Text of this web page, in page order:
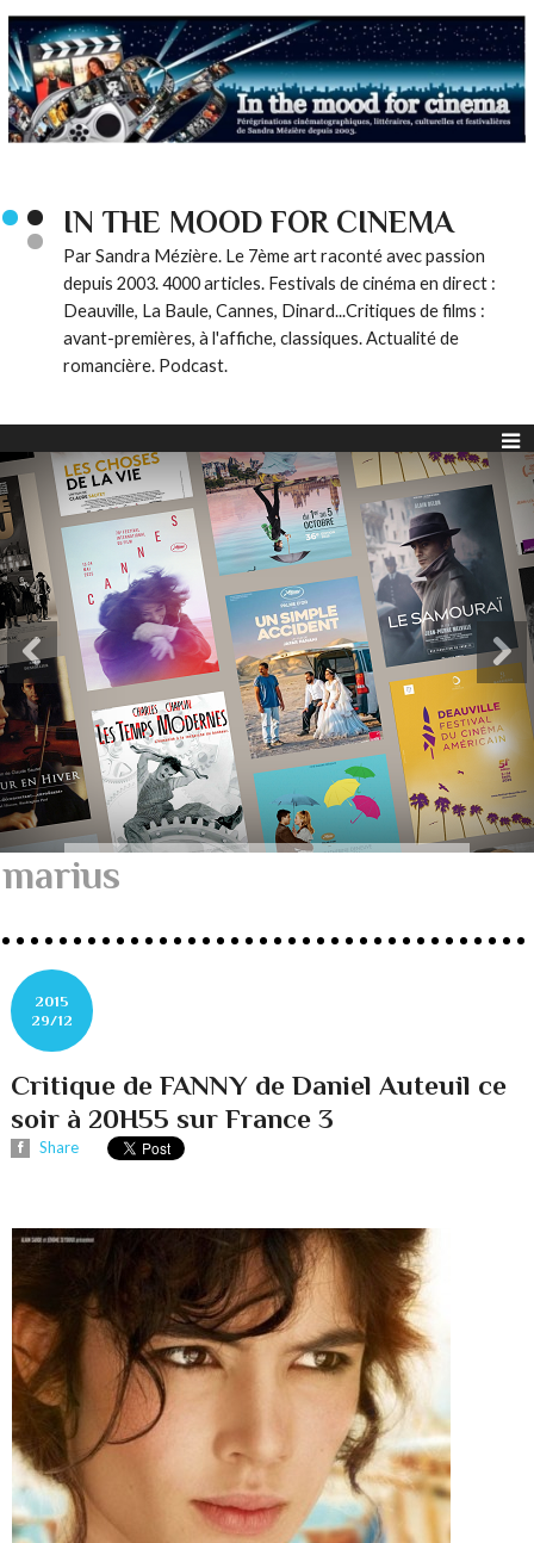
IN THE MOOD FOR CINEMA
Par Sandra Mézière. Le 7ème art raconté avec passion
depuis 2003. 4000 articles. Festivals de cinéma en direct :
Deauville, La Baule, Cannes, Dinard...Critiques de films :
avant-premières, à l'affiche, classiques. Actualité de
romancière. Podcast.
marius
2015
29/12
Critique de FANNY de Daniel Auteuil ce
soir à 20H55 sur France 3
Share